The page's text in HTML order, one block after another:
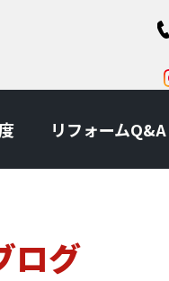
リフォームQ&A
ログ